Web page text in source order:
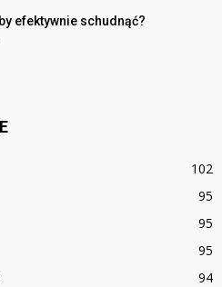
efektywnie schudnąć?
102
95
95
95
94